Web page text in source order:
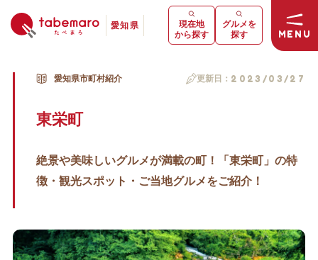
愛知県
MENU
現在地
から探す
グルメを
探す
愛知県市町村紹介 更新日： 2023/03/27
東栄町
絶景や美味しいグルメが満載の町！「東栄町」の特
徴・観光スポット・ご当地グルメをご紹介！